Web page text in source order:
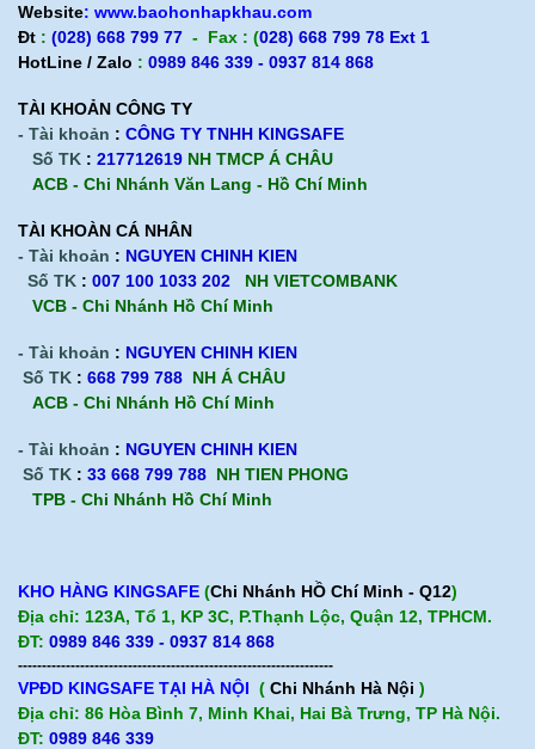
Website: www.baohonhapkhau.com
Đt : (028) 668 799 77 - Fax : (028) 668 799 78 Ext 1
HotLine / Zalo : 0989 846 339 - 0937 814 868
TÀI KHOẢN CÔNG TY
- Tài khoản : CÔNG TY TNHH KINGSAFE
Số TK : 217712619 NH TMCP Á CHÂU
ACB - Chi Nhánh Văn Lang - Hồ Chí Minh
TÀI KHOÀN CÁ NHÂN
- Tài khoản : NGUYEN CHINH KIEN
Số TK : 007 100 1033 202
NH VIETCOMBANK
VCB - Chi Nhánh Hồ Chí Minh
- Tài khoản : NGUYEN CHINH KIEN
Số TK : 668 799 788 NH Á CHÂU
ACB - Chi Nhánh Hồ Chí Minh
- Tài khoản : NGUYEN CHINH KIEN
Số TK : 33 668 799 788 NH TIEN PHONG
TPB - Chi Nhánh Hồ Chí Minh
KHO HÀNG KINGSAFE (Chi Nhánh HỒ Chí Minh - Q12)
Địa chỉ: 123A, Tổ 1, KP 3C, P.Thạnh Lộc, Quận 12, TPHCM.
ĐT: 0989 846 339 - 0937 814 868
------------------------------------------------------------------
VPĐD KINGSAFE TẠI HÀ NỘI ( Chi Nhánh Hà Nội )
Địa chỉ: 86 Hòa Bình 7, Minh Khai, Hai Bà Trưng, TP Hà Nội.
ĐT: 0989 846 339